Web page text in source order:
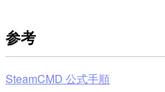
参考
SteamCMD 公式手順